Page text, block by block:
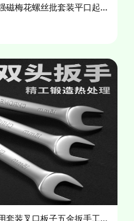
磁梅花螺丝批套装平口起
套装叉口板子五金扳手工